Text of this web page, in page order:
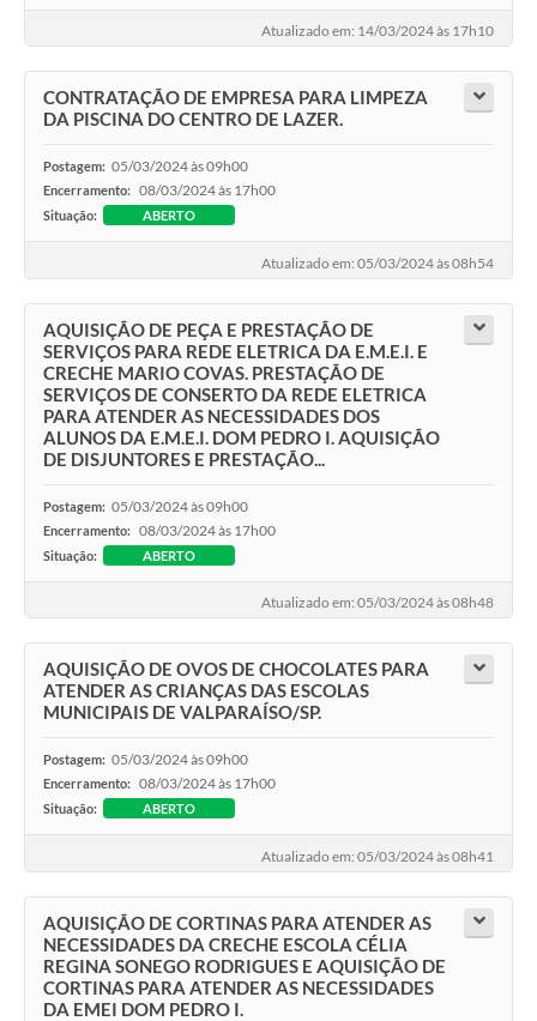
Atualizado em: 14/03/2024 às 17h10
CONTRATAÇÃO DE EMPRESA PARA LIMPEZA
DA PISCINA DO CENTRO DE LAZER.
Postagem: 05/03/2024 às 09h00
Encerramento: 08/03/2024 às 17h00
Situação: ABERTO
Atualizado em: 05/03/2024 às 08h54
AQUISIÇÃO DE PEÇA E PRESTAÇÃO DE
SERVIÇOS PARA REDE ELETRICA DA E.M.E.I. E
CRECHE MARIO COVAS. PRESTAÇÃO DE
SERVIÇOS DE CONSERTO DA REDE ELETRICA
PARA ATENDER AS NECESSIDADES DOS
ALUNOS DA E.M.E.I. DOM PEDRO I. AQUISIÇÃO
DE DISJUNTORES E PRESTAÇÃO...
Postagem: 05/03/2024 às 09h00
Encerramento: 08/03/2024 às 17h00
Situação: ABERTO
Atualizado em: 05/03/2024 às 08h48
AQUISIÇÃO DE OVOS DE CHOCOLATES PARA
ATENDER AS CRIANÇAS DAS ESCOLAS
MUNICIPAIS DE VALPARAÍSO/SP.
Postagem: 05/03/2024 às 09h00
Encerramento: 08/03/2024 às 17h00
Situação: ABERTO
Atualizado em: 05/03/2024 às 08h41
AQUISIÇÃO DE CORTINAS PARA ATENDER AS
NECESSIDADES DA CRECHE ESCOLA CÉLIA
REGINA SONEGO RODRIGUES E AQUISIÇÃO DE
CORTINAS PARA ATENDER AS NECESSIDADES
DA EMEI DOM PEDRO I.